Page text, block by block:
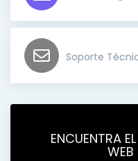
Soporte
ENCUENTRA
WEB